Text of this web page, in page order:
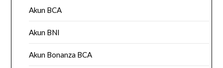
Akun BCA
Akun BNI
Akun Bonanza BCA